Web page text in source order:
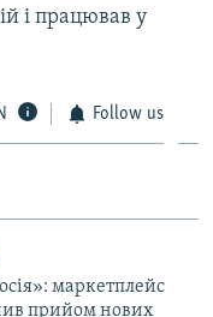
і працював у
Follow us
маркетплейс
прийом нових